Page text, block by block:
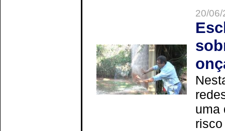
20/
uma